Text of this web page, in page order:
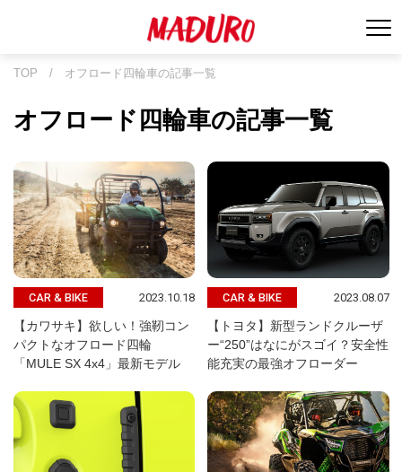
TOP / オフロード四輪車の記事一覧
オフロード四輪車の記事一覧
CAR & BIKE 2023.10.18
【カワサキ】欲しい！強靭コン
パクトなオフロード四輪
「MULE SX 4x4」最新モデル
CAR & BIKE 2023.08.07
【トヨタ】新型ランドクルーザ
ー“250”はなにがスゴイ？安全性
能充実の最強オフローダー